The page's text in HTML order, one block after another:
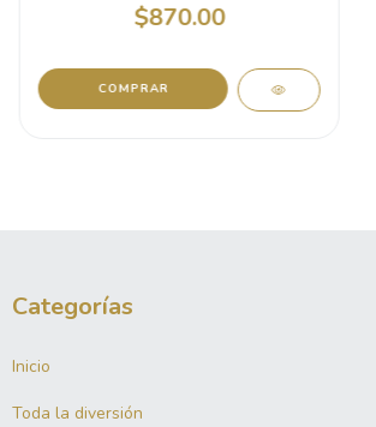
$870.00
Categorías
Inicio
Toda la diversión